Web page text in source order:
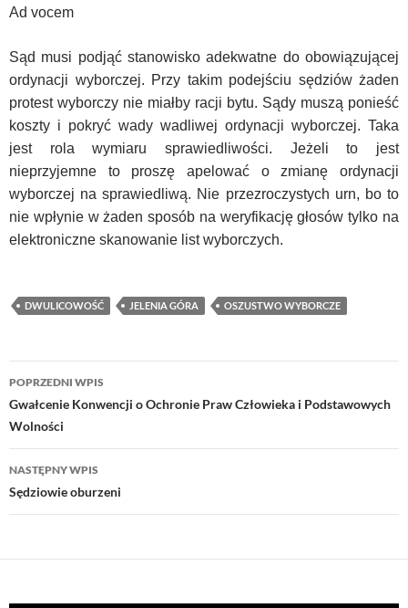
Ad vocem
Sąd musi podjąć stanowisko adekwatne do obowiązującej
ordynacji wyborczej. Przy takim podejściu sędziów żaden
protest wyborczy nie miałby racji bytu. Sądy muszą ponieść
koszty i pokryć wady wadliwej ordynacji wyborczej. Taka
jest rola wymiaru sprawiedliwości. Jeżeli to jest
nieprzyjemne to proszę apelować o zmianę ordynacji
wyborczej na sprawiedliwą. Nie przezroczystych urn, bo to
nie wpłynie w żaden sposób na weryfikację głosów tylko na
elektroniczne skanowanie list wyborczych.
DWULICOWOŚĆ JELENIA GÓRA OSZUSTWO WYBORCZE
Nawigacja
wpisu
POPRZEDNI WPIS
Gwałcenie Konwencji o Ochronie Praw Człowieka i Podstawowych
Wolności
NASTĘPNY WPIS
Sędziowie oburzeni